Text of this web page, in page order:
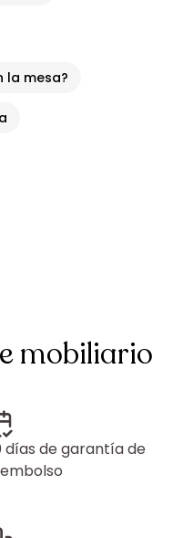
la mesa?
mobiliario
días de garantía de